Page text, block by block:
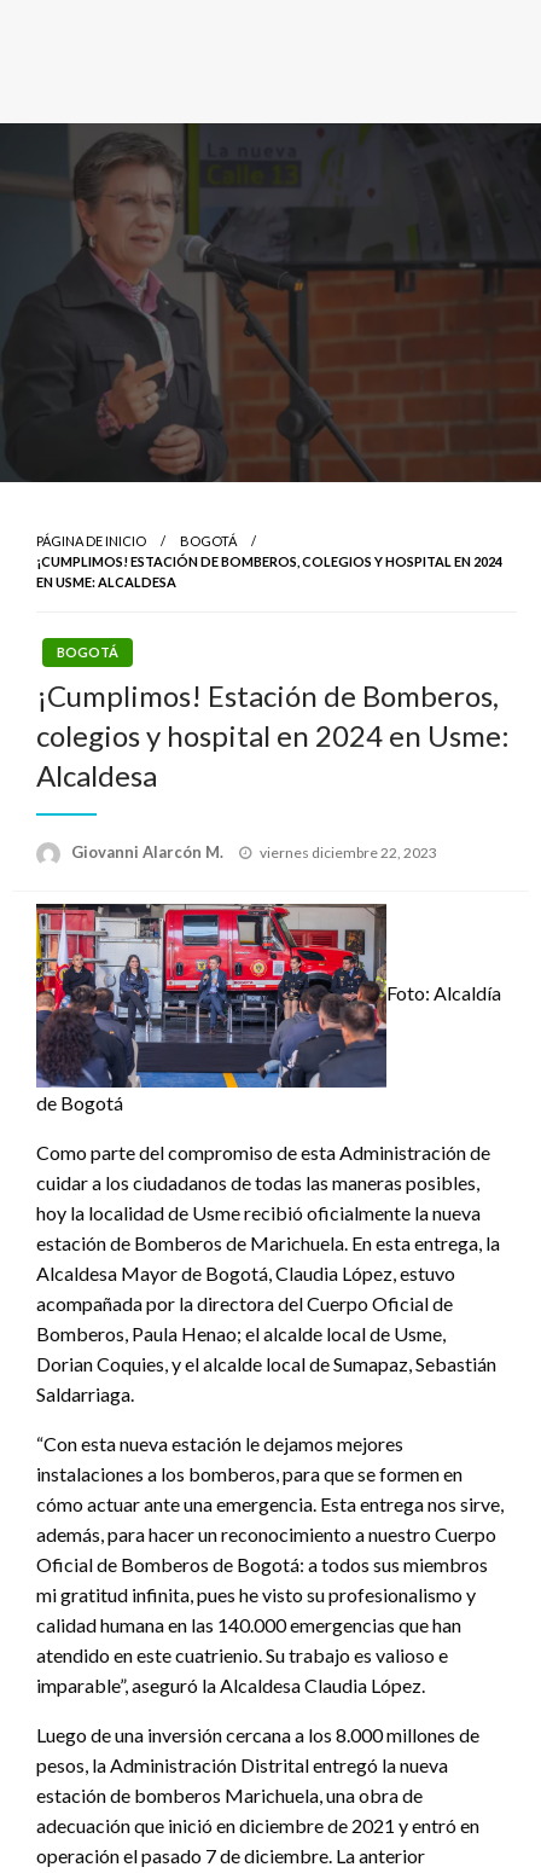
PÁGINA DE INICIO
BOGOTÁ
¡CUMPLIMOS! ESTACIÓN DE BOMBEROS, COLEGIOS Y HOSPITAL EN 2024
EN USME: ALCALDESA
BOGOTÁ
¡Cumplimos! Estación de Bomberos,
colegios y hospital en 2024 en Usme:
Alcaldesa
Giovanni Alarcón M.
Publicado
viernes diciembre 22, 2023
Foto: Alcaldía
de Bogotá
Como parte del compromiso de esta Administración de
cuidar a los ciudadanos de todas las maneras posibles,
hoy la localidad de Usme recibió oficialmente la nueva
estación de Bomberos de Marichuela. En esta entrega, la
Alcaldesa Mayor de Bogotá, Claudia López, estuvo
acompañada por la directora del Cuerpo Oficial de
Bomberos, Paula Henao; el alcalde local de Usme,
Dorian Coquies, y el alcalde local de Sumapaz, Sebastián
Saldarriaga.
“Con esta nueva estación le dejamos mejores
instalaciones a los bomberos, para que se formen en
cómo actuar ante una emergencia. Esta entrega nos sirve,
además, para hacer un reconocimiento a nuestro Cuerpo
Oficial de Bomberos de Bogotá: a todos sus miembros
mi gratitud infinita, pues he visto su profesionalismo y
calidad humana en las 140.000 emergencias que han
atendido en este cuatrienio. Su trabajo es valioso e
imparable”, aseguró la Alcaldesa Claudia López.
Luego de una inversión cercana a los 8.000 millones de
pesos, la Administración Distrital entregó la nueva
estación de bomberos Marichuela, una obra de
adecuación que inició en diciembre de 2021 y entró en
operación el pasado 7 de diciembre. La anterior